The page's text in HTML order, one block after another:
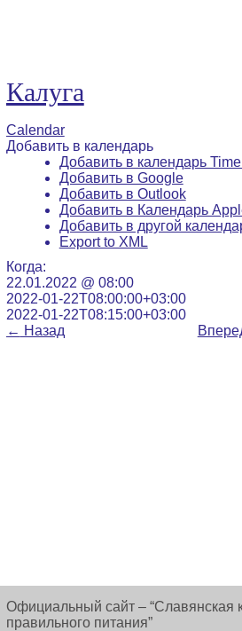
Калуга
Calendar
Добавить в календарь
Добавить в календарь
Добавить в Google
Добавить в Outlook
Добавить в Календарь
Добавить в другой
Export to XML
Когда:
22.01.2022 @ 08:00
2022-01-22T08:00:00+03:00
2022-01-22T08:15:00+03:00
← Назад
Официальный сайт – “Славянская
правильного питания”